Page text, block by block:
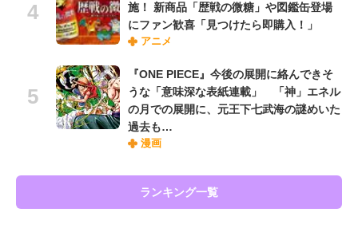
施！ 新商品「歴戦の微糖」や図鑑缶登場
にファン歓喜「見つけたら即購入！」
アニメ
『ONE PIECE』今後の展開に絡んできそ
うな「意味深な表紙連載」 「神」エネル
の月での展開に、元王下七武海の謎めいた
過去も…
漫画
ランキング一覧